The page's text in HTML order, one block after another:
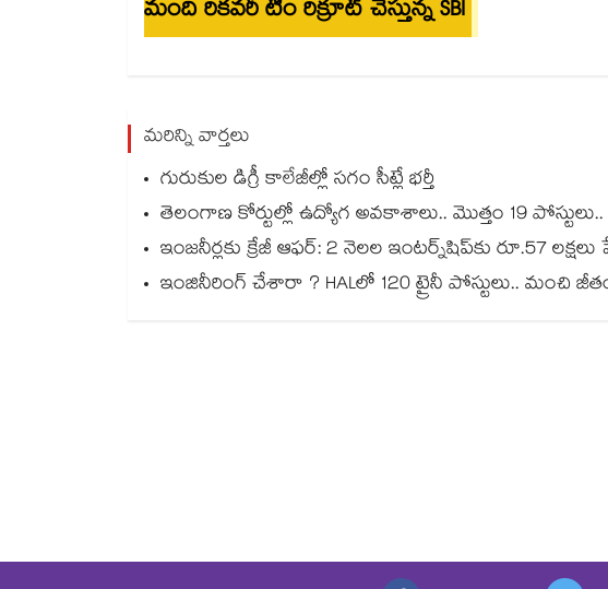
మంది రికవరీ టీం రిక్రూట్ చేస్తున్న SBI
మరిన్ని వార్తలు
గురుకుల డిగ్రీ కాలేజీల్లో సగం సీట్లే భర్తీ
తెలంగాణ కోర్టుల్లో ఉద్యోగ అవకాశాలు.. మొత్తం 19 పోస్టులు..
ఇంజనీర్లకు క్రేజీ ఆఫర్: 2 నెలల ఇంటర్న్‌షిప్‌కు రూ.57
ఇంజినీరింగ్ చేశారా ? HALలో 120 ట్రైనీ పోస్టులు.. మంచి